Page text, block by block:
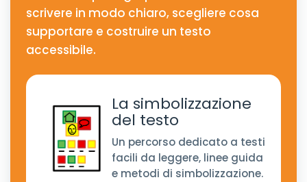
scrivere in modo chiaro, scegliere cosa
supportare e costruire un testo
accessibile.
La simbolizzazione
del testo
Un percorso dedicato a testi
facili da leggere, linee guida
e metodi di simbolizzazione.